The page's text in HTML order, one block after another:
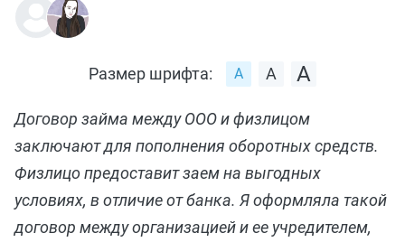
Размер шрифта:
Договор займа между ООО и физлицом
заключают для пополнения оборотных средств.
Физлицо предоставит заем на выгодных
условиях, в отличие от банка. Я оформляла такой
договор между организацией и ее учредителем,